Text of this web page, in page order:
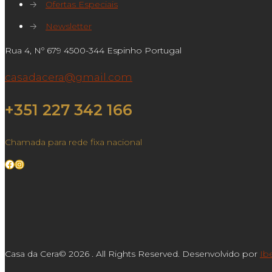
→
Ofertas Especiais
→
Newsletter
Rua 4, Nº 679 4500-344 Espinho Portugal
casadacera@gmail.com
+351 227 342 166
Chamada para rede fixa nacional
Facebook
Instagram
Casa da Cera© 2026 . All Rights Reserved. Desenvolvido por